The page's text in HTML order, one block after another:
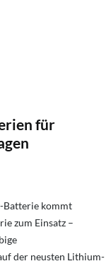
für
Batterie kommt
zum Einsatz –
der neusten Lithium-